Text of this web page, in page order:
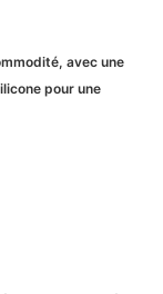
avec une
pour une